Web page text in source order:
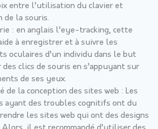
entre l’utilisation du clavier et
de la souris.
: en anglais l’eye-tracking, cette
à enregistrer et à suivre les
oculaires d’un individu dans le but
clics de souris en s’appuyant sur
de ses yeux.
de la conception des sites web : Les
ayant des troubles cognitifs ont du
les sites web qui ont des designs